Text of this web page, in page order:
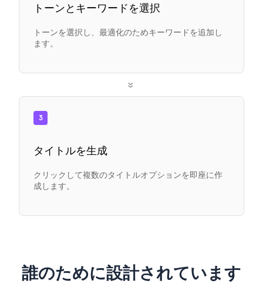
トーンとキーワードを選択
トーンを選択し、最適化のためキーワードを追加し
ます。
»
3
タイトルを生成
クリックして複数のタイトルオプションを即座に作
成します。
誰のために設計されています